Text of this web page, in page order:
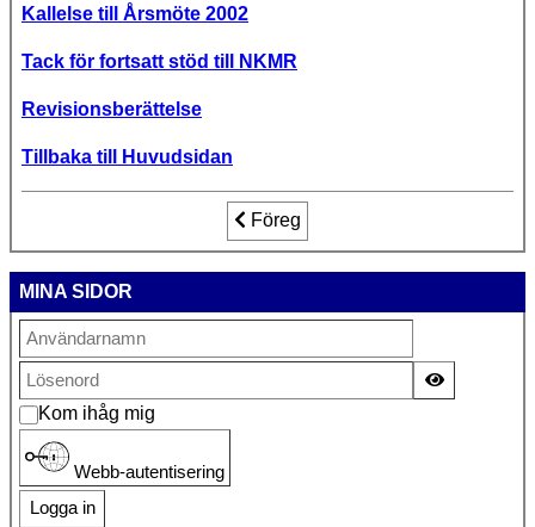
Kallelse till Årsmöte 2002
Tack för fortsatt stöd till NKMR
Revisionsberättelse
Tillbaka till Huvudsidan
Föregående artikel: Tack för
Föreg
MINA SIDOR
Kom ihåg mig
Webb-autentisering
Logga in